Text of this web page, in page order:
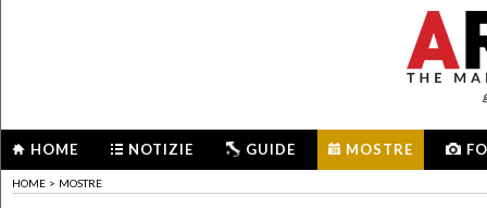
HOME NOTIZIE GUIDE MOSTRE
HOME > MOSTRE